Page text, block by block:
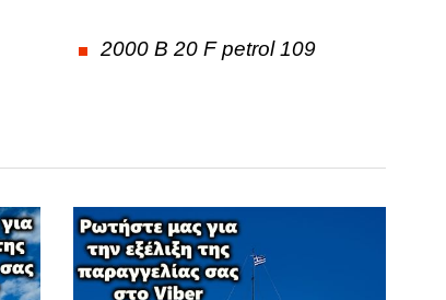
2000 B 20 F petrol 109